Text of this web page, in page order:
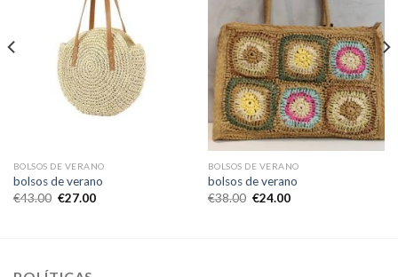
BOLSOS DE VERANO
bolsos de verano
€43.00 €27.00
BOLSOS DE VERANO
bolsos de verano
€38.00 €24.00